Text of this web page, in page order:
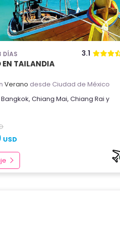
DÍAS 3.1
EN TAILANDIA
Verano desde Ciudad de México
Bangkok,Chiang Mai,Chiang Rai y
USD